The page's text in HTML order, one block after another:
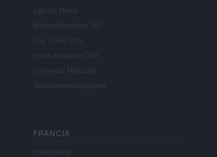
Lgbtqia News
Motors Magazine 365
Day Travel 365
Home Magazine 365
Cineverse Magazine
SecondHomeMagazine
FRANCIA
InvestirMag